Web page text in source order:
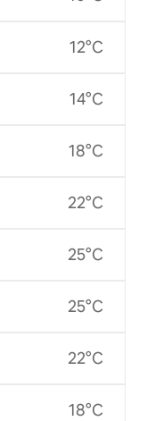
12°C
14°C
18°C
22°C
25°C
25°C
22°C
18°C